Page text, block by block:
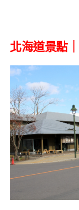
北海道景點｜